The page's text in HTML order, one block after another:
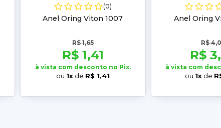
(0)
Anel Oring Viton 1007
R$ 1,65
R$ 1,41
à vista com desconto no Pix.
ou 1xde R$ 1,41
Anel Oring
R$
R$
à vista com
ou 1x de